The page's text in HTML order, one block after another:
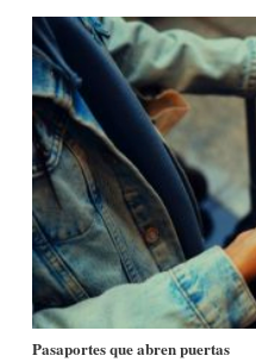
Pasaportes que abren puertas